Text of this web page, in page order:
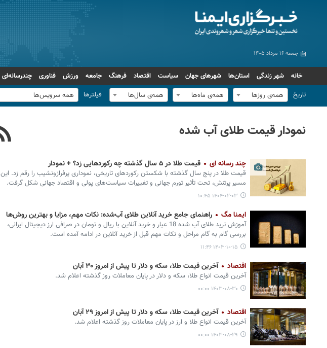
جمعه ۱۶ مرداد ۱۴۰۵
خانه شهر زندگی استان‌ها شهرهای جهان سیاست اقتصاد فرهنگ جامعه ورزش فناوری چندرسانه‌ای
تاریخ
همه‌ی روزها همه‌ی ماه‌ها همه‌ی سال‌ها فیلترها همه سرویس‌ها
نمودار قیمت طلای آب شده
چند رسانه ای قیمت طلا در ۵ سال گذشته چه رکوردهایی زد؟ + نمودار
قیمت طلا در پنج سال گذشته با شکستن رکوردهای تاریخی، نموداری پرفرازونشیب را رقم زد. این
مسیر پرتنش، تحت تأثیر تورم جهانی و تغییرات سیاست‌های پولی و اقتصاد جهانی شکل گرفت.
۱۴۰۴-۰۲-۰۳ ۱۰:۴۵
ایمنا مگ راهنمای جامع خرید آنلاین طلای آب‌شده: نکات مهم، مزایا و بهترین روش‌ها
آموزش ترید طلای آب شده 18 عیار و خرید آنلاین با ریال و تومان در صرافی ارز دیجیتال ایرانی،‌
بررسی گام به گام مراحل و نکات مهم قبل از خرید آنلاین در ادامه آمده است.
۱۴۰۳-۱۰-۱۵ ۱۱:۴۶
اقتصاد آخرین قیمت طلا، سکه و دلار تا پیش از امروز ۳۰ آبان
آخرین قیمت انواع طلا، سکه و دلار در پایان معاملات روز گذشته اعلام شد.
۱۴۰۳-۰۸-۳۰ ۰۰:۰۰
اقتصاد آخرین قیمت طلا، سکه و دلار تا پیش از امروز ۲۹ آبان
آخرین قیمت انواع طلا و ارز در پایان معاملات روز گذشته اعلام شد.
۱۴۰۳-۰۸-۲۹ ۰۰:۰۰